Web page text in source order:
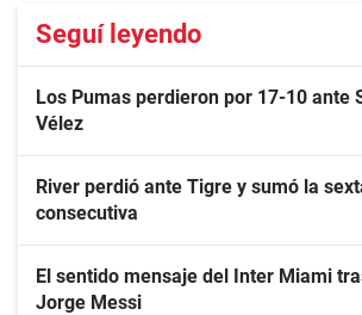
Seguí leyendo
Los Pumas perdieron por 17-10 ante
Vélez
River perdió ante Tigre y sumó la
consecutiva
El sentido mensaje del Inter Miami
Jorge Messi